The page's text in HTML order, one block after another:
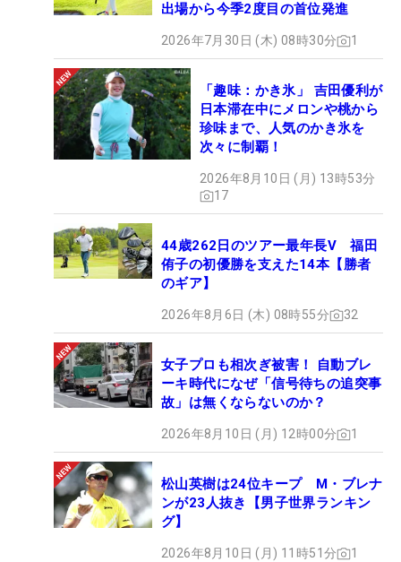
出場から今季2度目の首位発進
2026年7月30日 (木) 08時30分 1
「趣味：かき氷」 吉田優利が
日本滞在中にメロンや桃から
珍味まで、人気のかき氷を
次々に制覇！
2026年8月10日 (月) 13時53分
17
44歳262日のツアー最年長V 福田
侑子の初優勝を支えた14本【勝者
のギア】
2026年8月6日 (木) 08時55分 32
女子プロも相次ぎ被害！ 自動ブレ
ーキ時代になぜ「信号待ちの追突事
故」は無くならないのか？
2026年8月10日 (月) 12時00分 1
松山英樹は24位キープ M・ブレナ
ンが23人抜き【男子世界ランキン
グ】
2026年8月10日 (月) 11時51分 1